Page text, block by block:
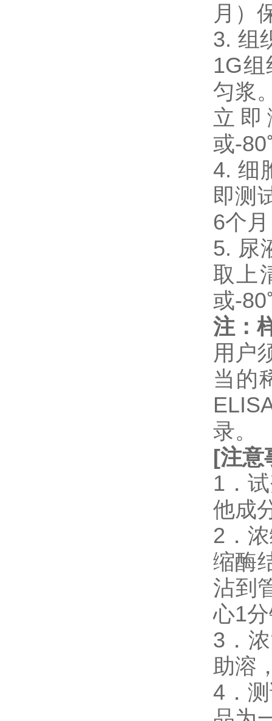
月）
3. 组
1G
匀浆
立
或-
4. 细
即测
6个
5. 尿
取上
或-
注：
用户
当的
录。
[注意
1．
他成
2．
缩酶
沾到
心1
3．
助溶
4．